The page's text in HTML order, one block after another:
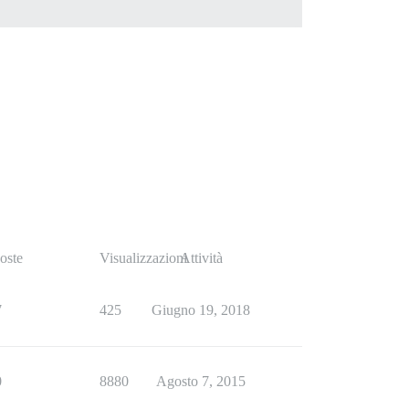
VisualizzazioniAttività
425 Giugno 19, 2018
8880 Agosto 7, 2015